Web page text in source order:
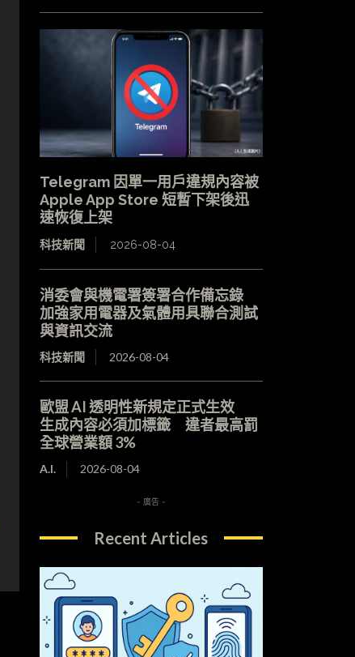
Telegram 因單一用戶違規內容被
Apple App Store 短暫下架後迅
速恢復上架
科技新聞 2026-08-04
消委會與機電署簽署合作備忘錄
加強家用電器及氣體用具聯合測試
與資訊交流
科技新聞 2026-08-04
歐盟 AI 透明性新規定正式生效
生成內容必須加標籤 違者最高罰
全球營業額 3%
A.I. 2026-08-04
- 廣告 -
Recent Articles